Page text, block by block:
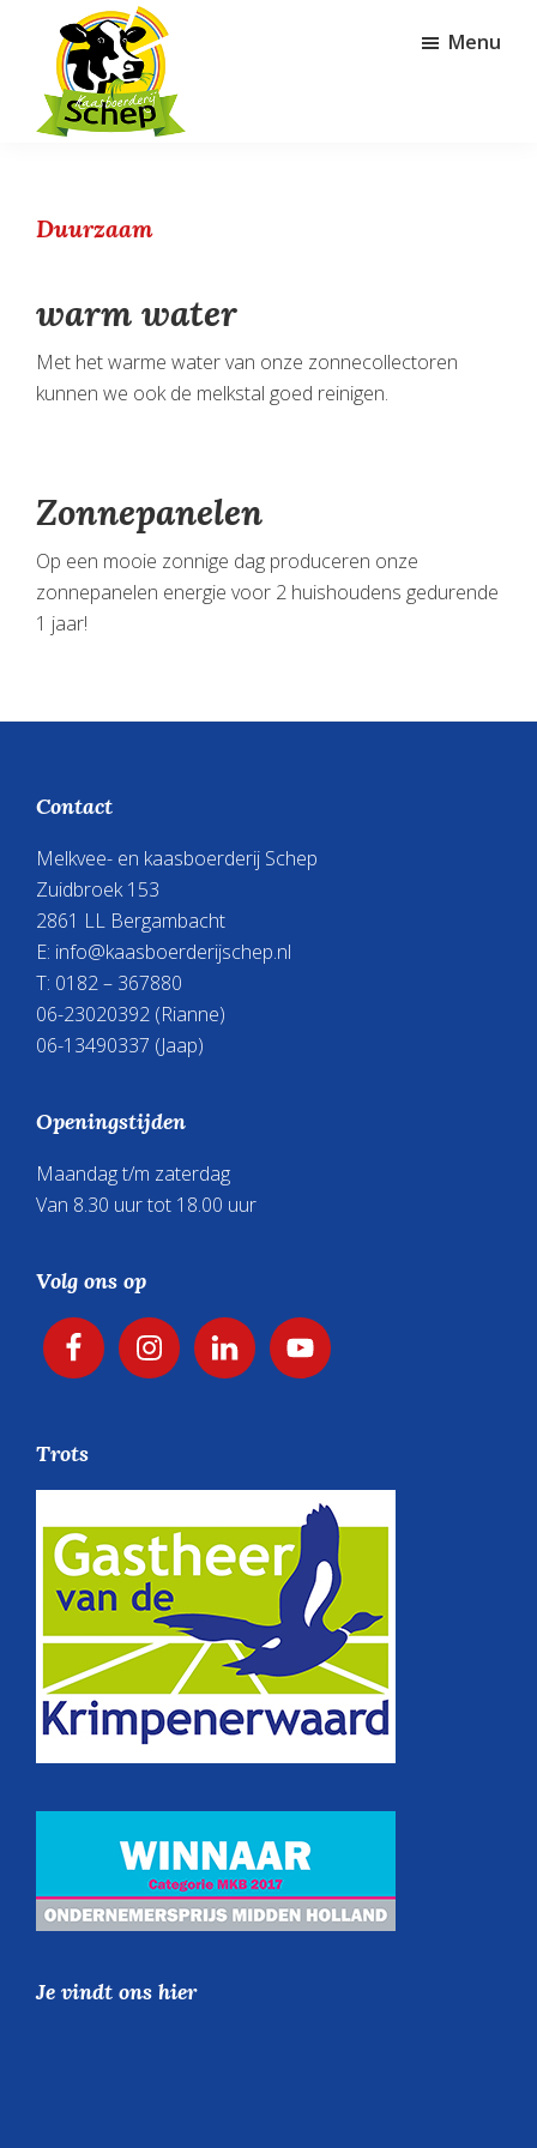
hoofd
inhoud
voettekst
Kaasboerderij
Menu
Duurzaam
warm water
Met het warme water van onze zonnecollectoren
kunnen we ook de melkstal goed reinigen.
Zonnepanelen
Op een mooie zonnige dag produceren onze
zonnepanelen energie voor 2 huishoudens gedurende
1 jaar!
Footer
Contact
Melkvee- en kaasboerderij Schep
Zuidbroek 153
2861 LL Bergambacht
E: info@kaasboerderijschep.nl
T: 0182 – 367880
06-23020392 (Rianne)
06-13490337 (Jaap)
Openingstijden
Maandag t/m zaterdag
Van 8.30 uur tot 18.00 uur
Volg ons op
Trots
Je vindt ons hier